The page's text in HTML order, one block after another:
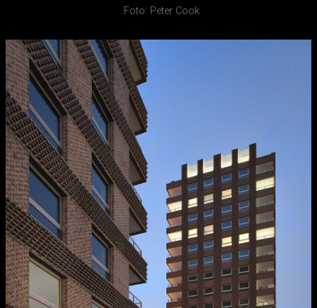
Foto: Peter Cook